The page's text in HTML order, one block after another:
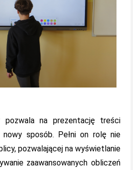
pozwala na prezentację treści
nowy sposób. Pełni on rolę nie
pozwalającej na wyświetlanie
zaawansowanych obliczeń